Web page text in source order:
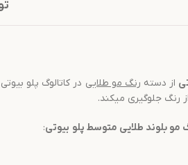
از دسته رنگ موطلایی در کاتالوگ پلو بیوتی است و با
جلوگیری میکند.
مو بلوند طلایی متوسط پلو بیوتی: